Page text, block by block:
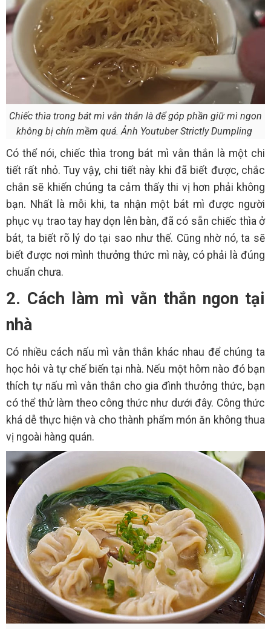
Chiếc thìa trong bát mì vằn thắn là để góp phần giữ mì ngon
không bị chín mềm quá. Ảnh Youtuber Strictly Dumpling
Có thể nói, chiếc thìa trong bát mì vằn thắn là một chi
tiết rất nhỏ. Tuy vậy, chi tiết này khi đã biết được, chắc
chắn sẽ khiến chúng ta cảm thấy thi vị hơn phải không
bạn. Nhất là mỗi khi, ta nhận một bát mì được người
phục vụ trao tay hay dọn lên bàn, đã có sẵn chiếc thìa ở
bát, ta biết rõ lý do tại sao như thế. Cũng nhờ nó, ta sẽ
biết được nơi mình thưởng thức mì này, có phải là đúng
chuẩn chưa.
2. Cách làm mì vằn thắn ngon tại
nhà
Có nhiều cách nấu mì vằn thắn khác nhau để chúng ta
học hỏi và tự chế biến tại nhà. Nếu một hôm nào đó bạn
thích tự nấu mì vằn thắn cho gia đình thưởng thức, bạn
có thể thử làm theo công thức như dưới đây. Công thức
khá dễ thực hiện và cho thành phẩm món ăn không thua
vị ngoài hàng quán.